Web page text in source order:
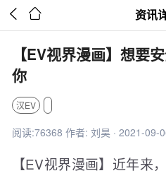
  资讯
【EV视界漫画】想要
你
汉EV
阅读:76368 作者: 刘昊 · 2021-09-
【EV视界漫画】近年来